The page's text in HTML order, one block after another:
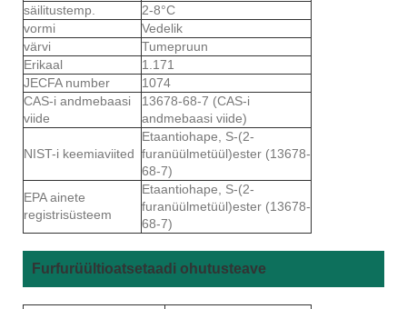
säilitustemp.
2-8°C
vormi
Vedelik
värvi
Tumepruun
Erikaal
1.171
JECFA number
1074
CAS-i andmebaasi
viide
13678-68-7 (CAS-i
andmebaasi viide)
NIST-i keemiaviited
Etaantiohape, S-(2-
furanüülmetüül)ester (13678-
68-7)
EPA ainete
registrisüsteem
Etaantiohape, S-(2-
furanüülmetüül)ester (13678-
68-7)
Furfurüültioatsetaadi ohutusteave